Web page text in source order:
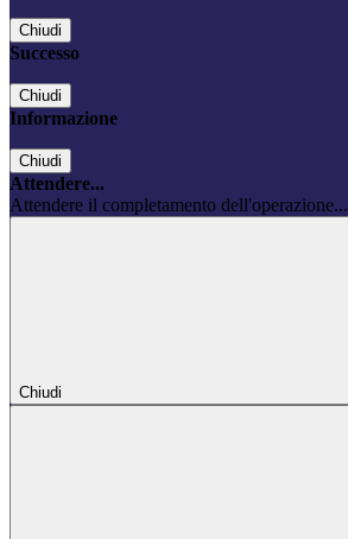
Chiudi
Successo
Chiudi
Informazione
Chiudi
Attendere...
Attendere il completamento dell'operazione...
Chiudi